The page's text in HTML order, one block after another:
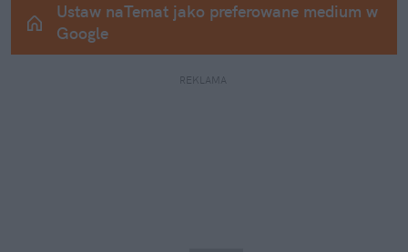
Ustaw naTemat jako preferowane medium w
Google
REKLAMA